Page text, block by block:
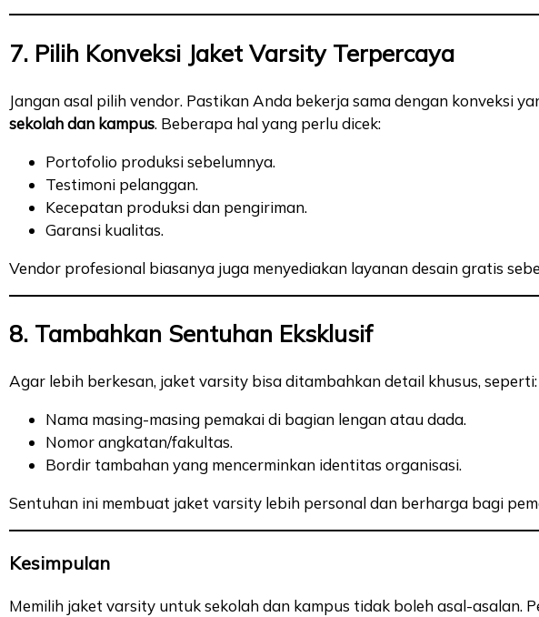
7. Pilih Konveksi Jaket Varsity Terpercaya
Jangan asal pilih vendor. Pastikan Anda bekerja sama dengan konveksi
sekolah dan kampus. Beberapa hal yang perlu dicek:
Portofolio produksi sebelumnya.
Testimoni pelanggan.
Kecepatan produksi dan pengiriman.
Garansi kualitas.
Vendor profesional biasanya juga menyediakan layanan desain gratis
8. Tambahkan Sentuhan Eksklusif
Agar lebih berkesan, jaket varsity bisa ditambahkan detail khusus, seperti:
Nama masing-masing pemakai di bagian lengan atau dada.
Nomor angkatan/fakultas.
Bordir tambahan yang mencerminkan identitas organisasi.
Sentuhan ini membuat jaket varsity lebih personal dan berharga bagi
Kesimpulan
Memilih jaket varsity untuk sekolah dan kampus tidak boleh asal-asalan.